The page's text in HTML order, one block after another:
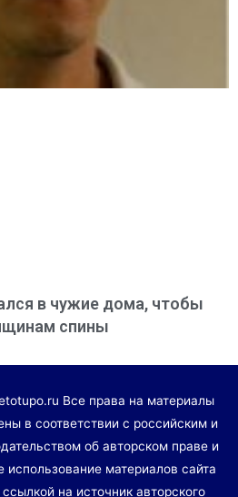
в чужие дома, чтобы
спины
Все права на материалы
в соответствии с российским и
об авторском праве и
материалов сайта
на источник авторского